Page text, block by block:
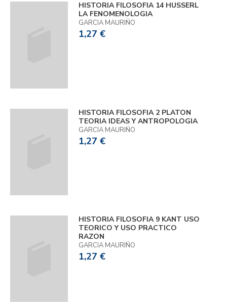
HISTORIA FILOSOFIA 14 HUSSERL
LA FENOMENOLOGIA
GARCIA MAURIÑO
1,27 €
HISTORIA FILOSOFIA 2 PLATON
TEORIA IDEAS Y ANTROPOLOGIA
GARCIA MAURIÑO
1,27 €
HISTORIA FILOSOFIA 9 KANT USO
TEORICO Y USO PRACTICO
RAZON
GARCIA MAURIÑO
1,27 €